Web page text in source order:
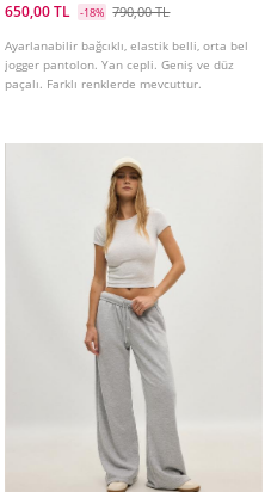
650,00 TL
-18% 790,00 TL
Ayarlanabilir bağcıklı, elastik belli, orta bel
jogger pantolon. Yan cepli. Geniş ve düz
paçalı. Farklı renklerde mevcuttur.